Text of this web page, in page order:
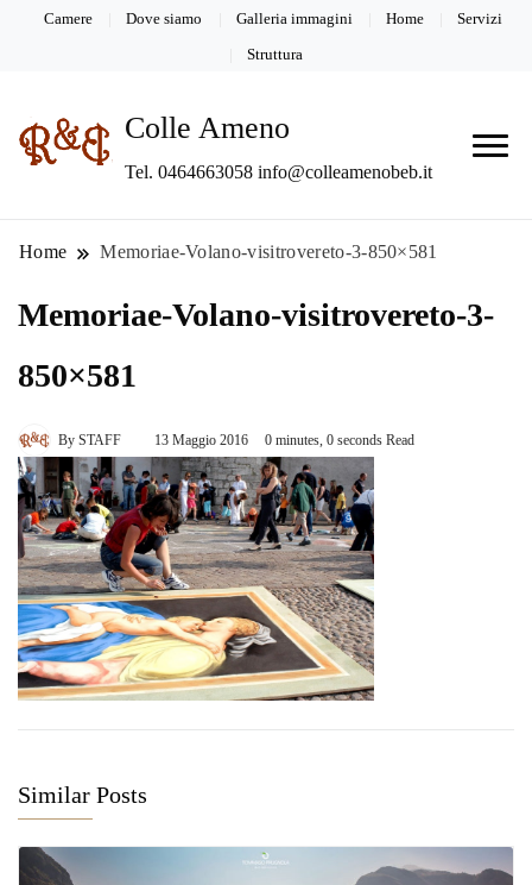
Camere Dove siamo Galleria immagini Home Servizi
Struttura
Colle Ameno
Tel. 0464663058 info@colleamenobeb.it
Home Memoriae-Volano-visitrovereto-3-850×581
Memoriae-Volano-visitrovereto-3-
850×581
By STAFF 13 Maggio 2016 0 minutes, 0 seconds Read
Similar Posts